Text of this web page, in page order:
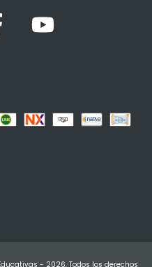
- 2026. Todos los derechos